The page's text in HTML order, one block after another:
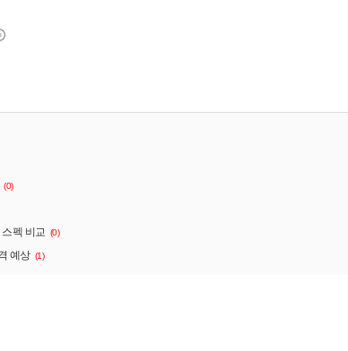
(0)
펙 비교 (0)
예상 (1)